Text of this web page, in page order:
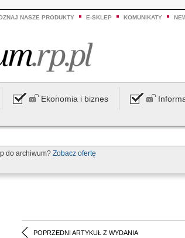
NASZE PRODUKTY E-SKLEP KOMUNIKATY
Ekonomia i biznes
do archiwum? Zobacz ofertę
POPRZEDNI ARTYKUŁ Z WYDANIA